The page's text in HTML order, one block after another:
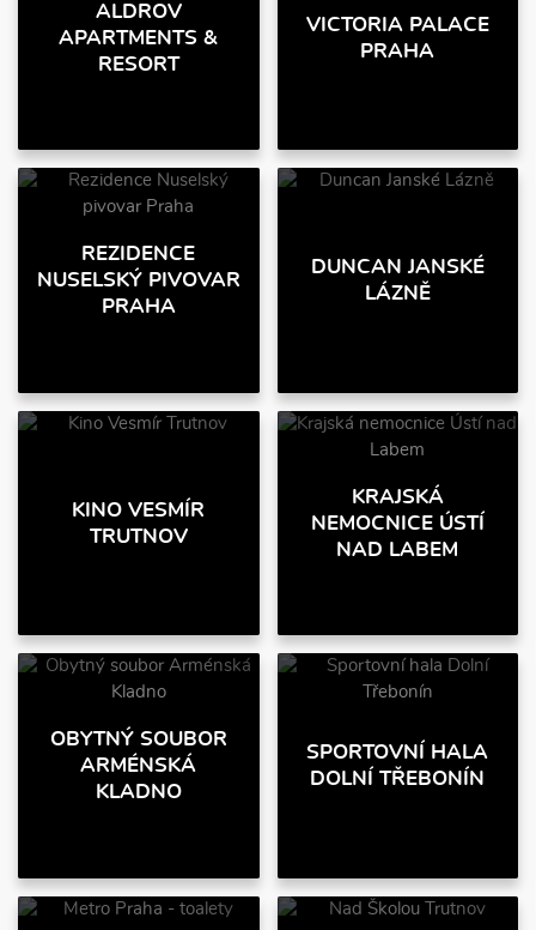
ALDROV
APARTMENTS &
RESORT
VICTORIA PALACE
PRAHA
REZIDENCE
NUSELSKÝ PIVOVAR
PRAHA
DUNCAN JANSKÉ
LÁZNĚ
KINO VESMÍR
TRUTNOV
KRAJSKÁ
NEMOCNICE ÚSTÍ
NAD LABEM
OBYTNÝ SOUBOR
ARMÉNSKÁ
KLADNO
SPORTOVNÍ HALA
DOLNÍ TŘEBONÍN